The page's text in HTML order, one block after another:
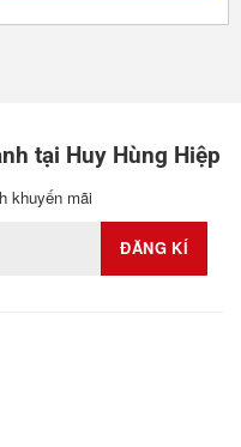
tại Huy Hùng Hiệp
khuyến mãi